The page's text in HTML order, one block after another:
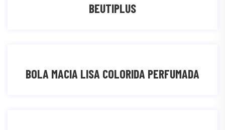
BEUTIPLUS
BOLA MACIA LISA COLORIDA PERFUMADA